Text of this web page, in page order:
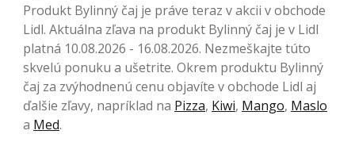
Produkt Bylinný čaj je práve teraz v akcii v obchode
Lidl. Aktuálna zľava na produkt Bylinný čaj je v Lidl
platná 10.08.2026 - 16.08.2026. Nezmeškajte túto
skvelú ponuku a ušetrite. Okrem produktu Bylinný
čaj za zvýhodnenú cenu objavíte v obchode Lidl aj
ďalšie zľavy, napríklad na Pizza, Kiwi, Mango, Maslo
a Med.